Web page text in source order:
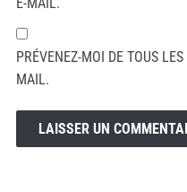
PRÉVENEZ-MOI DE TOUS
MAIL.